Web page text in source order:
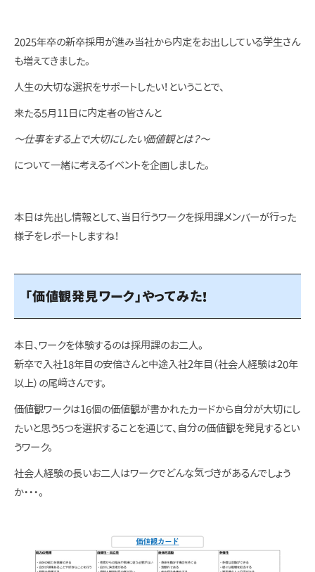
2025年卒の新卒採用が進み当社から内定をお出ししている学生さん
も増えてきました。
人生の大切な選択をサポートしたい！ということで、
来たる5月11日に内定者の皆さんと
～仕事をする上で大切にしたい価値観とは？～
について一緒に考えるイベントを企画しました。
本日は先出し情報として、当日行うワークを採用課メンバーが行った
様子をレポートしますね！
「価値観発見ワーク」やってみた！
本日、ワークを体験するのは採用課のお二人。
新卒で入社18年目の安倍さんと中途入社2年目（社会人経験は20年
以上）の尾﨑さんです。
価値観ワークは16個の価値観が書かれたカードから自分が大切にし
たいと思う5つを選択することを通じて、自分の価値観を発見するとい
うワーク。
社会人経験の長いお二人はワークでどんな気づきがあるんでしょう
か・・・。